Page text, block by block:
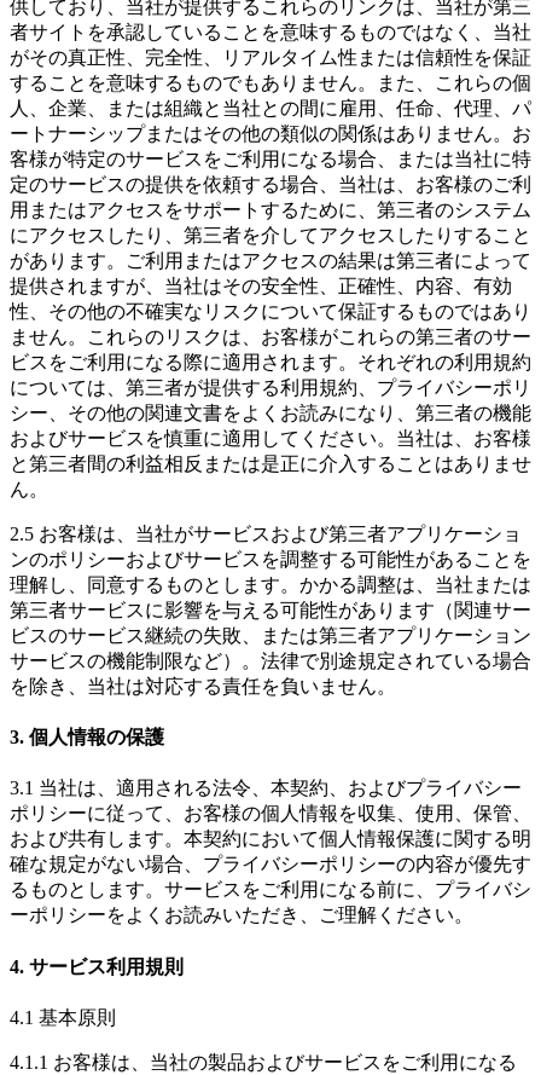
供しており、当社が提供するこれらのリンクは、当社が第三
者サイトを承認していることを意味するものではなく、当社
がその真正性、完全性、リアルタイム性または信頼性を保証
することを意味するものでもありません。また、これらの個
人、企業、または組織と当社との間に雇用、任命、代理、パ
ートナーシップまたはその他の類似の関係はありません。お
客様が特定のサービスをご利用になる場合、または当社に特
定のサービスの提供を依頼する場合、当社は、お客様のご利
用またはアクセスをサポートするために、第三者のシステム
にアクセスしたり、第三者を介してアクセスしたりすること
があります。ご利用またはアクセスの結果は第三者によって
提供されますが、当社はその安全性、正確性、内容、有効
性、その他の不確実なリスクについて保証するものではあり
ません。これらのリスクは、お客様がこれらの第三者のサー
ビスをご利用になる際に適用されます。それぞれの利用規約
については、第三者が提供する利用規約、プライバシーポリ
シー、その他の関連文書をよくお読みになり、第三者の機能
およびサービスを慎重に適用してください。当社は、お客様
と第三者間の利益相反または是正に介入することはありませ
ん。
2.5 お客様は、当社がサービスおよび第三者アプリケーショ
ンのポリシーおよびサービスを調整する可能性があることを
理解し、同意するものとします。かかる調整は、当社または
第三者サービスに影響を与える可能性があります（関連サー
ビスのサービス継続の失敗、または第三者アプリケーション
サービスの機能制限など）。法律で別途規定されている場合
を除き、当社は対応する責任を負いません。
3. 個人情報の保護
3.1 当社は、適用される法令、本契約、およびプライバシー
ポリシーに従って、お客様の個人情報を収集、使用、保管、
および共有します。本契約において個人情報保護に関する明
確な規定がない場合、プライバシーポリシーの内容が優先す
るものとします。サービスをご利用になる前に、プライバシ
ーポリシーをよくお読みいただき、ご理解ください。
4. サービス利用規則
4.1 基本原則
4.1.1 お客様は、当社の製品およびサービスをご利用になる